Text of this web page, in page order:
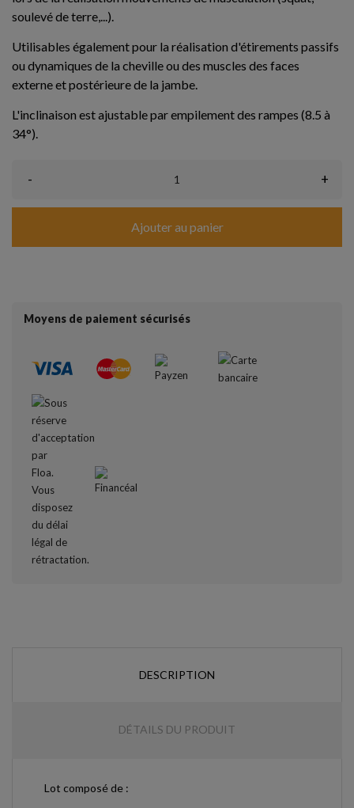
soulevé de terre,...).
Utilisables également pour la réalisation d'étirements passifs
ou dynamiques de la cheville ou des muscles des faces
externe et postérieure de la jambe.
L'inclinaison est ajustable par empilement des rampes (8.5 à
34°).
- +
Ajouter au panier
Moyens de paiement sécurisés
DESCRIPTION
DÉTAILS DU PRODUIT
Lot composé de :